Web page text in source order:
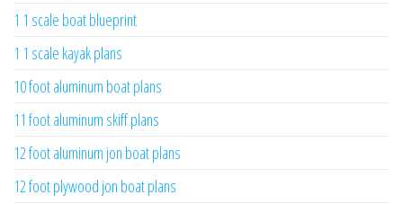
1 1 scale boat blueprint
1 1 scale kayak plans
10 foot aluminum boat plans
11 foot aluminum skiff plans
12 foot aluminum jon boat plans
12 foot plywood jon boat plans